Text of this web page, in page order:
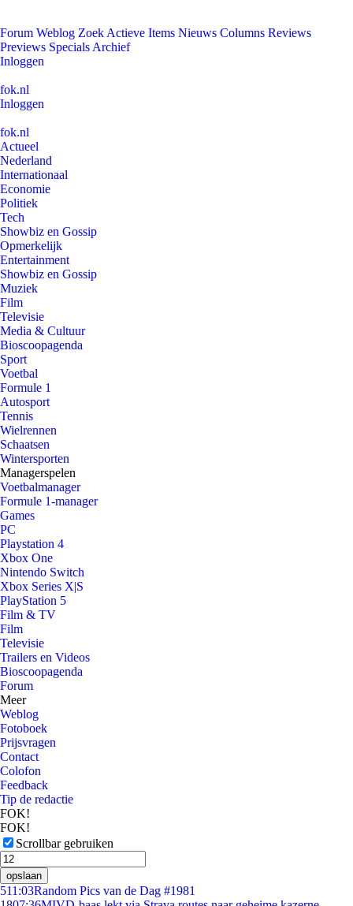
Forum Weblog Zoek Actieve Items Nieuws Columns Reviews
Previews Specials Archief
Inloggen
fok.nl
Inloggen
fok.nl
Actueel
Nederland
Internationaal
Economie
Politiek
Tech
Showbiz en Gossip
Opmerkelijk
Entertainment
Showbiz en Gossip
Muziek
Film
Televisie
Media & Cultuur
Bioscoopagenda
Sport
Voetbal
Formule 1
Autosport
Tennis
Wielrennen
Schaatsen
Wintersporten
Managerspelen
Voetbalmanager
Formule 1-manager
Games
PC
Playstation 4
Xbox One
Nintendo Switch
Xbox Series X|S
PlayStation 5
Film & TV
Film
Televisie
Trailers en Videos
Bioscoopagenda
Forum
Meer
Weblog
Fotoboek
Prijsvragen
Contact
Colofon
Feedback
Tip de redactie
FOK!
FOK!
Scrollbar gebruiken
opslaan
511:03Random Pics van de Dag #1981